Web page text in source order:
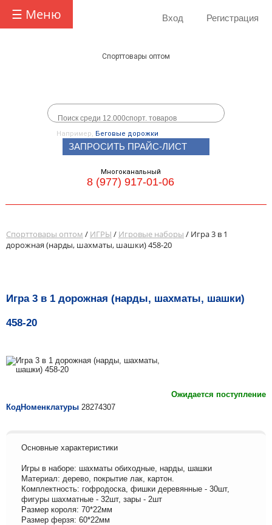
☰ Меню Вход Регистрация
Спорттовары оптом
Например, Беговые дорожки
ЗАПРОСИТЬ ПРАЙС-ЛИСТ
Многоканальный
8 (977) 917-01-06
Спорттовары оптом / ИГРЫ / Игровые наборы / Игра 3 в 1
дорожная (нарды, шахматы, шашки) 458-20
Игра 3 в 1 дорожная (нарды, шахматы, шашки)
458-20
Ожидается поступление
КодНоменклатуры 28274307
Основные характеристики
Игры в наборе: шахматы обиходные, нарды, шашки
Материал: дерево, покрытие лак, картон.
Комплектность: гофродоска, фишки деревянные - 30шт,
фигуры шахматные - 32шт, зары - 2шт
Размер короля: 70*22мм
Размер ферзя: 60*22мм